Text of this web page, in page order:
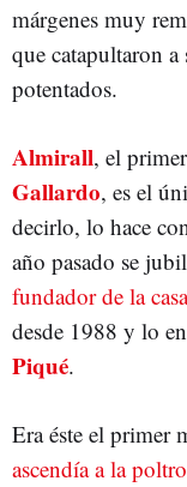
márgenes muy
que catapultaron
potentados.
Almirall, el
Gallardo, es el
decirlo, lo hace
año pasado se
fundador de la casa
desde 1988 y lo
Piqué.
Era éste el primer
ascendía a la